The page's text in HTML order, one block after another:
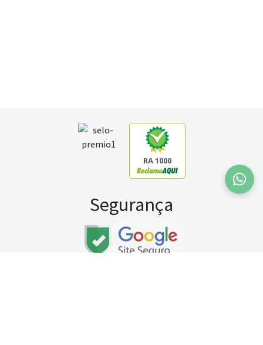
RA 1000
Segurança